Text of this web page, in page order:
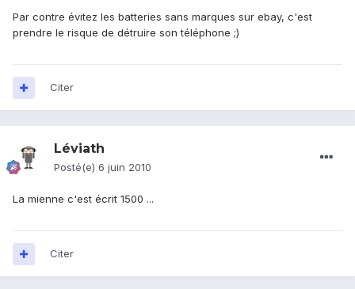
Par contre évitez les batteries sans marques sur ebay, c'est
prendre le risque de détruire son téléphone ;)
Citer
Léviath
Posté(e) 6 juin 2010
La mienne c'est écrit 1500 ...
Citer